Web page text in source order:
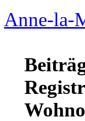
Anne-la-